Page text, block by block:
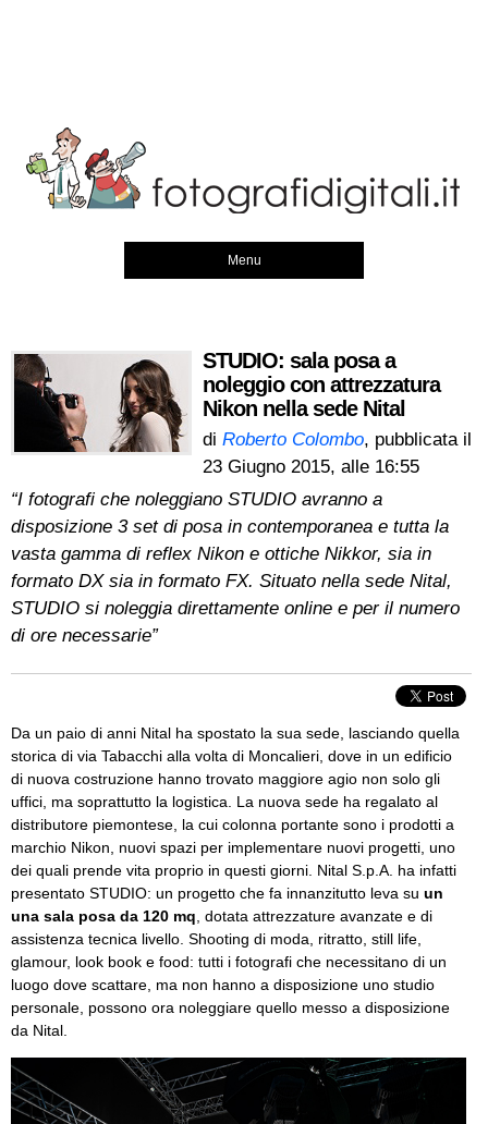
Menu
STUDIO: sala posa a
noleggio con attrezzatura
Nikon nella sede Nital
di Roberto Colombo, pubblicata il
23 Giugno 2015, alle 16:55
“I fotografi che noleggiano STUDIO avranno a
disposizione 3 set di posa in contemporanea e tutta la
vasta gamma di reflex Nikon e ottiche Nikkor, sia in
formato DX sia in formato FX. Situato nella sede Nital,
STUDIO si noleggia direttamente online e per il numero
di ore necessarie”
Da un paio di anni Nital ha spostato la sua sede, lasciando quella
storica di via Tabacchi alla volta di Moncalieri, dove in un edificio
di nuova costruzione hanno trovato maggiore agio non solo gli
uffici, ma soprattutto la logistica. La nuova sede ha regalato al
distributore piemontese, la cui colonna portante sono i prodotti a
marchio Nikon, nuovi spazi per implementare nuovi progetti, uno
dei quali prende vita proprio in questi giorni. Nital S.p.A. ha infatti
presentato STUDIO: un progetto che fa innanzitutto leva su un
una sala posa da 120 mq , dotata attrezzature avanzate e di
assistenza tecnica livello. Shooting di moda, ritratto, still life,
glamour, look book e food: tutti i fotografi che necessitano di un
luogo dove scattare, ma non hanno a disposizione uno studio
personale, possono ora noleggiare quello messo a disposizione
da Nital.